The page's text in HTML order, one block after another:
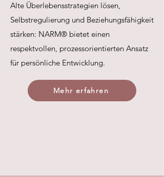
Alte Überlebensstrategien lösen,
Selbstregulierung und Beziehungsfähigkeit
stärken: NARM® bietet einen
respektvollen, prozessorientierten Ansatz
für persönliche Entwicklung.
Mehr erfahren